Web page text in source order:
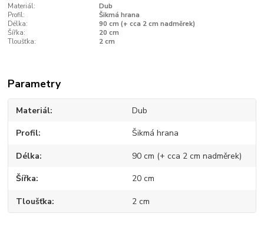
Materiál:
Dub
Profil:
Šikmá hrana
Délka:
90 cm (+ cca 2 cm nadměrek)
Šířka:
20 cm
Tloušťka:
2 cm
Parametry
Materiál Dub
Profil Šikmá hrana
Délka 90 cm (+ cca 2 cm nadměrek)
Šířka 20 cm
Tloušťka 2 cm